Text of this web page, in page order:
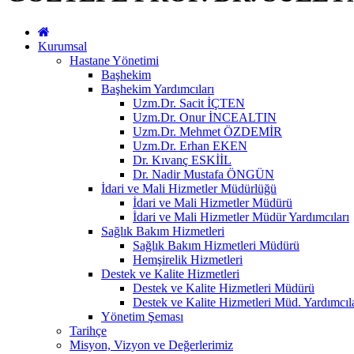
Kurumsal
Hastane Yönetimi
Başhekim
Başhekim Yardımcıları
Uzm.Dr. Sacit İÇTEN
Uzm.Dr. Onur İNCEALTIN
Uzm.Dr. Mehmet ÖZDEMİR
Uzm.Dr. Erhan EKEN
Dr. Kıvanç ESKİİL
Dr. Nadir Mustafa ÖNGÜN
İdari ve Mali Hizmetler Müdürlüğü
İdari ve Mali Hizmetler Müdürü
İdari ve Mali Hizmetler Müdür Yardımcıları
Sağlık Bakım Hizmetleri
Sağlık Bakım Hizmetleri Müdürü
Hemşirelik Hizmetleri
Destek ve Kalite Hizmetleri
Destek ve Kalite Hizmetleri Müdürü
Destek ve Kalite Hizmetleri Müd.
Yönetim Şeması
Tarihçe
Misyon, Vizyon ve Değerlerimiz